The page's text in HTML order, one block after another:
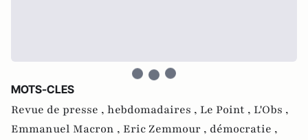
MOTS-CLES
Revue de presse , hebdomadaires , Le Point , L'Obs ,
Emmanuel Macron , Eric Zemmour , démocratie ,